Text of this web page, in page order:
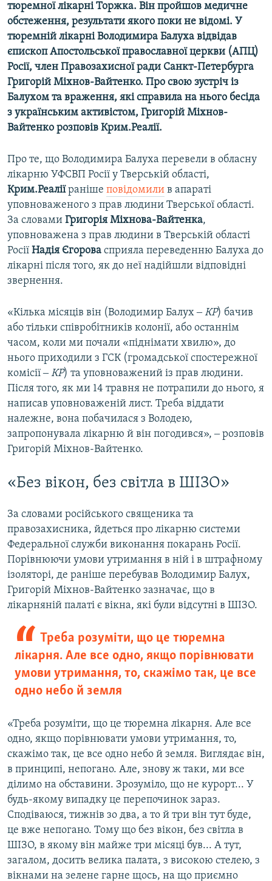
тюремної лікарні Торжка. Він пройшов медичне
обстеження, результати якого поки не відомі. У
тюремній лікарні Володимира Балуха відвідав
єпископ Апостольської православної церкви (АПЦ)
Росії, член Правозахисної ради Санкт-Петербурга
Григорій Міхнов-Вайтенко. Про свою зустріч із
Балухом та враження, які справила на нього бесіда
з українським активістом, Григорій Міхнов-
Вайтенко розповів Крим.Реалії.
Про те, що Володимира Балуха перевели в обласну
лікарню УФСВП Росії у Тверській області,
Крим.Реаліїраніше повідомили в апараті
уповноваженого з прав людини Тверської області.
За словами Григорія Міхнова-Вайтенка,
уповноважена з прав людини в Тверській області
Росії Надія Єгорова сприяла переведенню Балуха до
лікарні після того, як до неї надійшли відповідні
звернення.
«Кілька місяців він (Володимир Балух ‒КР) бачив
або тільки співробітників колонії, або останнім
часом, коли ми почали «піднімати хвилю», до
нього приходили з ГСК (громадської спостережної
комісії ‒КР) та уповноважений із прав людини.
Після того, як ми 14 травня не потрапили до нього, я
написав уповноваженій лист. Треба віддати
належне, вона побачилася з Володею,
запропонувала лікарню й він погодився», ‒ розповів
Григорій Міхнов-Вайтенко.
«Без вікон, без світла в ШІЗО»
За словами російського священика та
правозахисника, йдеться про лікарню системи
Федеральної служби виконання покарань Росії.
Порівнюючи умови утримання в ній і в штрафному
ізоляторі, де раніше перебував Володимир Балух,
Григорій Міхнов-Вайтенко зазначає, що в
лікарняній палаті є вікна, які були відсутні в ШІЗО.
Треба розуміти, що це тюремна
лікарня. Але все одно, якщо порівнювати
умови утримання, то, скажімо так, це все
одно небо й земля
«Треба розуміти, що це тюремна лікарня. Але все
одно, якщо порівнювати умови утримання, то,
скажімо так, це все одно небо й земля. Виглядає він,
в принципі, непогано. Але, знову ж таки, ми все
ділимо на обставини. Зрозуміло, що не курорт... У
будь-якому випадку це перепочинок зараз.
Сподіваюся, тижнів зо два, а то й три він тут буде,
це вже непогано. Тому що без вікон, без світла в
ШІЗО, в якому він майже три місяці був... А тут,
загалом, досить велика палата, з високою стелею, з
вікнами на зелене гарне щось, на що приємно